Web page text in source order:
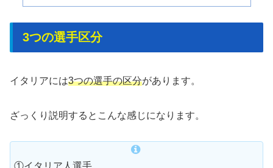
3つの選手区分
イタリアには3つの選手の区分があります。
ざっくり説明するとこんな感じになります。